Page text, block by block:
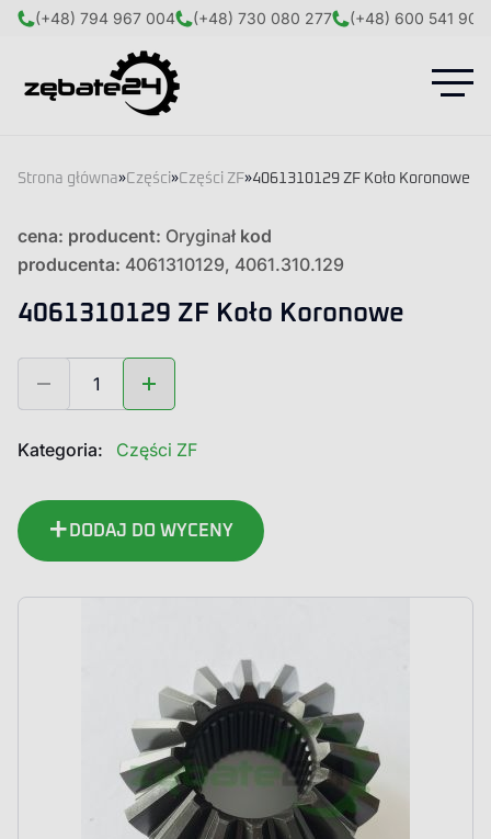
(+48) 794 967 004 (+48) 730 080 277 (+48) 600 541 908
Strona główna»Części»Części ZF»4061310129 ZF Koło Koronowe
cena: producent: Oryginał kod
producenta: 4061310129, 4061.310.129
4061310129 ZF Koło Koronowe
4061310129
Koło
DODAJ DO WYCENY
Kategoria: Części ZF